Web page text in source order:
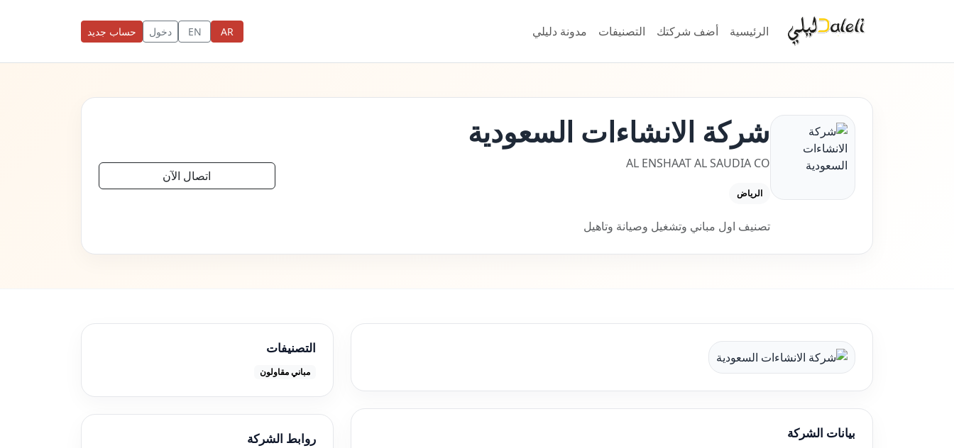
الرئيسية أضف شركتك التصنيفات مدونة دليلي AR
EN دخول حساب جديد
شركة الانشاءات السعودية
AL ENSHAAT AL SAUDIA CO
الرياض
تصنيف اول مباني وتشغيل وصيانة وتاهيل
اتصال الآن
بيانات الشركة
التصنيفات
مباني مقاولون
روابط الشركة